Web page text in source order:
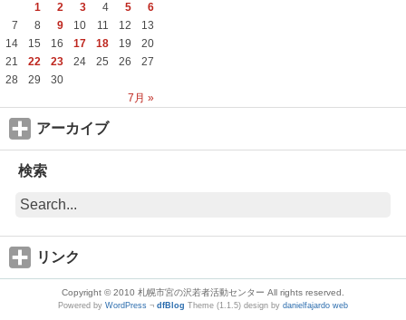
7月 »
1 2 3 4 5
6
7
8 9 10 11 12
13
14
15 16 17 18 19
20
21
22 23 24 25 26
27
28
29 30
アーカイブ
検索
リンク
Copyright © 2010 札幌市宮の沢若者活動センター All rights reserved.
Powered by WordPress ¬ dfBlog Theme (1.1.5) design by danielfajardo web